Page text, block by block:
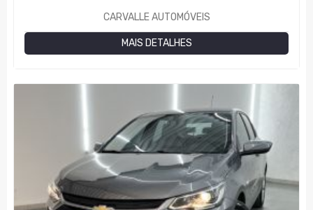
CARVALLE AUTOMÓVEIS
MAIS DETALHES